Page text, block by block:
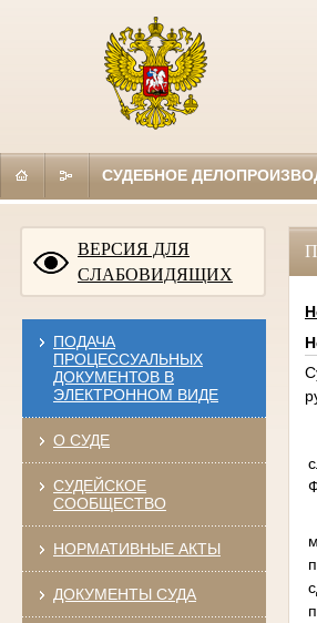
СУДЕБНОЕ
ВЕРСИЯ ДЛЯ
СЛАБОВИДЯЩИХ
ПОДАЧА
ПРОЦЕССУАЛЬНЫХ
ДОКУМЕНТОВ В
ЭЛЕКТРОННОМ ВИДЕ
О СУДЕ
СУДЕЙСКОЕ
СООБЩЕСТВО
НОРМАТИВНЫЕ АКТЫ
ДОКУМЕНТЫ СУДА